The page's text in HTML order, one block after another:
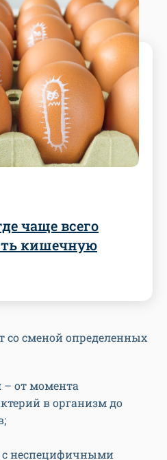
чаще всего
кишечную
со сменой определенных
– от момента
в организм до
с неспецифичными